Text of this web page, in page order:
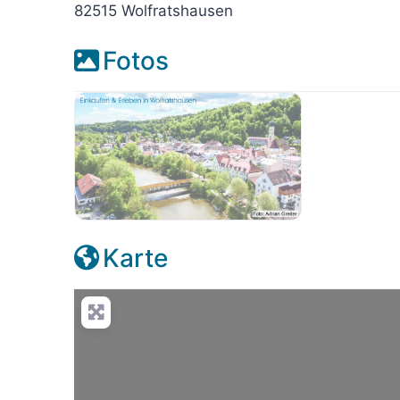
82515 Wolfratshausen
Fotos
Karte